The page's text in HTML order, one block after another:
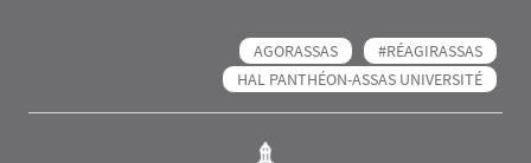
AGORASSAS
#RÉAGIRASSAS
HAL PANTHÉON-ASSAS UNIVERSITÉ